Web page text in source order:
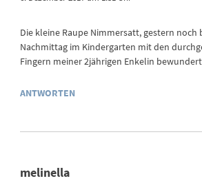
Die kleine Raupe Nimmersatt, gestern noch
Nachmittag im Kindergarten mit den
Fingern meiner 2jährigen Enkelin
ANTWORTEN
melinella